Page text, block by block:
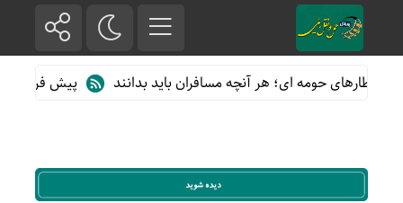
قطارهای حومه ای؛ هر آنچه مسافران باید بدانند پیش فروش بلیت